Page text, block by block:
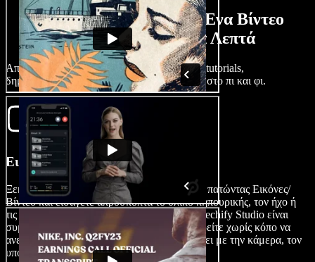
Πώς να Δημιουργήσετε Ένα Βίντεο
Κηπουρικής σε Λίγα Λεπτά
Από περιηγήσεις στον κήπο έως βήμα-βήμα tutorials,
δημιουργήστε ελκυστικά βίντεο κηπουρικής στο πι και φι.
Εισαγάγετε το Βίντεό σας
Ξεκινήστε τη διαδικασία δημιουργίας βίντεο πατώντας Εικόνες/
Βίντεο και εισάγετε απρόσκοπτα το υλικό κηπουρικής, τον ήχο ή
τις εικόνες σας στην πλατφόρμα μας. Το Speechify Studio είναι
συμβατό με διάφορες μορφές, ώστε να μπορείτε χωρίς κόπο να
ανεβάσετε περιεχόμενο που έχετε καταγράψει με την κάμερα, τον
υπολογιστή ή τη φορητή συσκευή σας.